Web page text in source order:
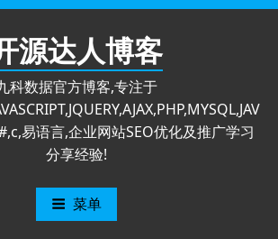
源达人博客
科数据官方博客,专注于
易语言,企业网站SEO优化及推广学习
分享经验!
菜单